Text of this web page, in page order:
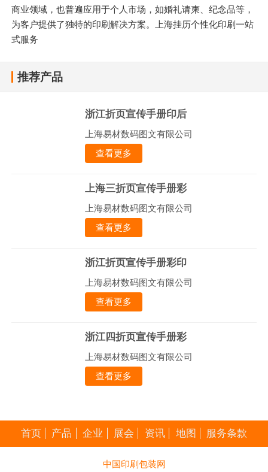
商业领域，也普遍应用于个人市场，如婚礼请柬、纪念品等，
为客户提供了独特的印刷解决方案。上海挂历个性化印刷一站
式服务
推荐产品
浙江折页宣传手册印后
上海易材数码图文有限公司
查看更多
上海三折页宣传手册彩
上海易材数码图文有限公司
查看更多
浙江折页宣传手册彩印
上海易材数码图文有限公司
查看更多
浙江四折页宣传手册彩
上海易材数码图文有限公司
查看更多
首页 产品 企业 展会 资讯 地图 服务条款
中国印刷包装网